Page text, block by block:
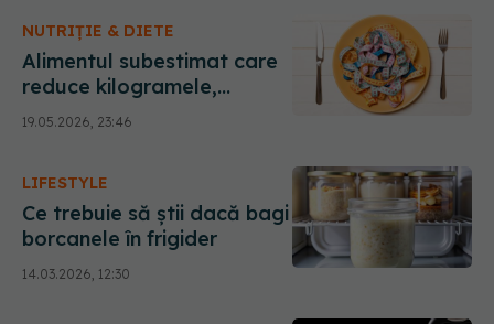
NUTRIȚIE & DIETE
Alimentul subestimat care
reduce kilogramele,
potrivit studiilor. Îți taie
pofta de mâncare și costă
19.05.2026, 23:46
LIFESTYLE
Ce trebuie să știi dacă bagi
borcanele în frigider
14.03.2026, 12:30